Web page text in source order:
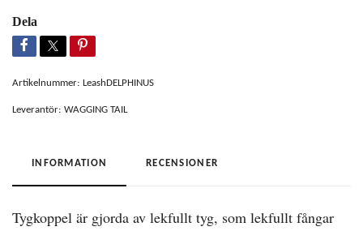
Dela
Artikelnummer: LeashDELPHINUS
Leverantör: WAGGING TAIL
INFORMATION RECENSIONER
Tygkoppel är gjorda av lekfullt tyg, som lekfullt fångar